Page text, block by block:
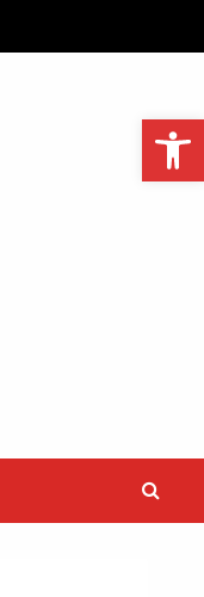
Ανοίξτε τη γραμμή εργαλείων